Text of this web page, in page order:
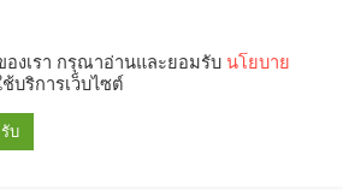
องเรา กรุณาอ่านและยอมรับ นโยบาย
ช้บริการเว็บไซต์
บ